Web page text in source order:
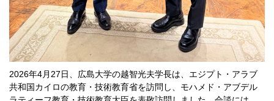
2026年4月27日、広島大学の越智光夫学長は、エジプト・アラブ
共和国カイロの教育・技術教育省を訪問し、モハメド・アブデル